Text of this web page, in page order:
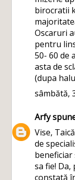
birocratii
Oscaruri
pentru
50- 60 de
asta de
(dupa
sâmbătă,
Arfy
Vise,
de
sa fie!
constată